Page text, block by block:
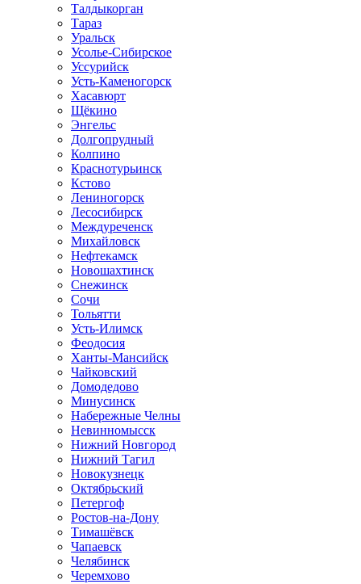
Талдыкорган
Тараз
Уральск
Усолье-Сибирское
Уссурийск
Усть-Каменогорск
Хасавюрт
Щёкино
Энгельс
Долгопрудный
Колпино
Краснотурьинск
Кстово
Лениногорск
Лесосибирск
Междуреченск
Михайловск
Нефтекамск
Новошахтинск
Снежинск
Сочи
Тольятти
Усть-Илимск
Феодосия
Ханты-Мансийск
Чайковский
Домодедово
Минусинск
Набережные Челны
Невинномысск
Нижний Новгород
Нижний Тагил
Новокузнецк
Октябрьский
Петергоф
Ростов-на-Дону
Тимашёвск
Чапаевск
Челябинск
Черемхово